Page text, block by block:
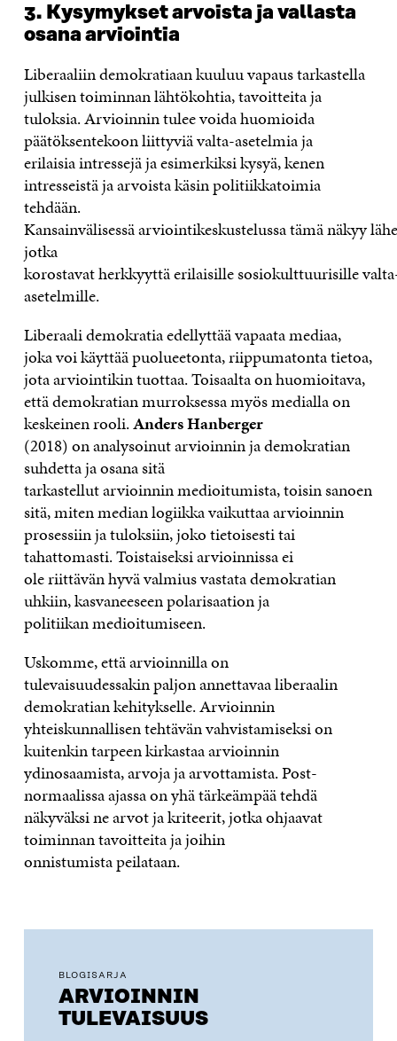
3. Kysymykset arvoista ja vallasta
osana arviointia
Liberaaliin demokratiaankuuluu vapaustarkastella
julkisen toiminnan lähtökohtia,tavoitteitaja
tuloksia.Arvioinnin tulee voida huomioida
päätöksentekoon liittyviävalta-asetelmiaja
erilaisiaintressejäja esimerkiksi kysyä,kenen
intresseistäja arvoistakäsin politiikkatoimia
tehdään.
Kansainvälisessäarviointikeskustelussatämänäkyy
jotka
korostavatherkkyyttäerilaisillesosiokulttuurisille
asetelmille.
Liberaali demokratiaedellyttäävapaata mediaa,
jokavoikäyttääpuolueetonta, riippumatonta tietoa,
jota arviointikin tuottaa.Toisaaltaon huomioitava,
ettädemokratianmurroksessa myös medialla on
keskeinen rooli.Anders Hanberger
(2018)onanalysoinutarvioinnin ja demokratian
suhdettaja osana sitä
tarkastellutarvioinninmedioitumista, toisin sanoen
sitä, mitenmedian logiikka vaikuttaa arvioinnin
prosessiin ja tuloksiin,jokotietoisesti tai
tahattomasti. Toistaiseksi arvioinnissa ei
oleriittävänhyvä valmius vastatademokratian
uhkiin, kasvaneeseen polarisaation ja
politiikanmedioitumiseen.
Uskomme, että arvioinnilla on
tulevaisuudessakinpaljonannettavaaliberaalin
demokratian kehitykselle. Arvioinnin
yhteiskunnallisen tehtävän vahvistamiseksi on
kuitenkintarpeenkirkastaa arvioinnin
ydinosaamista, arvoja ja arvottamista.Post-
normaalissa ajassa on yhä tärkeämpää tehdä
näkyväksi ne arvot ja kriteerit,jotka ohjaavat
toiminnan tavoitteita ja joihin
onnistumistapeilataan.
BLOGISARJA
ARVIOINNIN
TULEVAISUUS